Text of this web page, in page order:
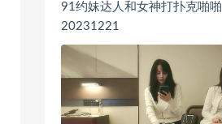
91约妹达人和女神打扑克啪啪
20231221